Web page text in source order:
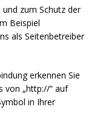
zum Schutz der
Beispiel
als Seitenbetreiber
erkennen Sie
von „http://“ auf
in Ihrer